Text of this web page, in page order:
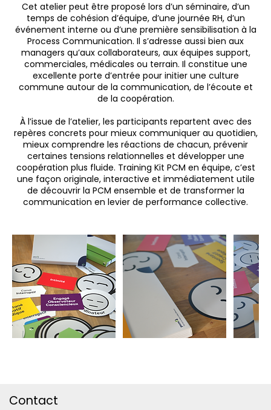
Cet atelier peut être proposé lors d’un séminaire, d’un
temps de cohésion d’équipe, d’une journée RH, d’un
événement interne ou d’une première sensibilisation à la
Process Communication. Il s’adresse aussi bien aux
managers qu’aux collaborateurs, aux équipes support,
commerciales, médicales ou terrain. Il constitue une
excellente porte d’entrée pour initier une culture
commune autour de la communication, de l’écoute et
de la coopération.
À l’issue de l’atelier, les participants repartent avec des
repères concrets pour mieux communiquer au quotidien,
mieux comprendre les réactions de chacun, prévenir
certaines tensions relationnelles et développer une
coopération plus fluide. Training Kit PCM en équipe, c’est
une façon originale, interactive et immédiatement utile
de découvrir la PCM ensemble et de transformer la
communication en levier de performance collective.
Contact